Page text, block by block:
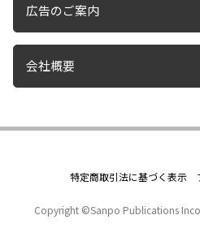
広告のご案内
会社概要
特定商取引法に基づく表示
Copyright ©Sanpo Publications